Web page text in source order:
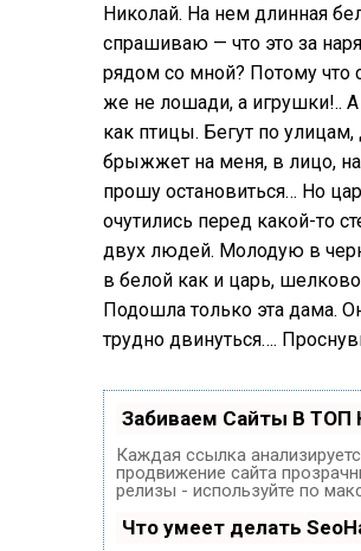
Николай. На нем длинная
спрашиваю — что это за
рядом со мной? Потому что
же не лошади, а игрушки!.. А
как птицы. Бегут по
брыжжет на меня, в лицо,
прошу остановиться… Но
очутились перед какой-то
двух людей. Молодую в
в белой как и царь,
Подошла только эта дама.
трудно двинуться….
Забиваем Сайты В ТОП
Каждая ссылка
продвижение сайта
релизы - используйте по
Что умеет делать